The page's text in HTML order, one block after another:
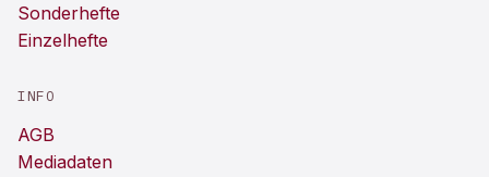
Sonderhefte
Einzelhefte
INFO
AGB
Mediadaten